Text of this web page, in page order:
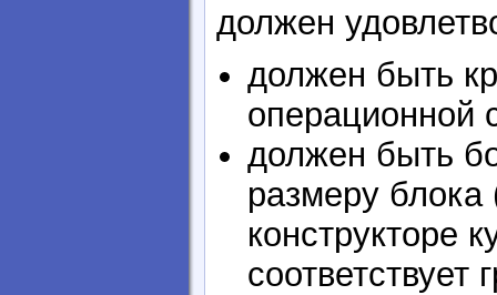
должен
должен быть
операционной
должен быть
размеру блока
конструкторе
соответствует